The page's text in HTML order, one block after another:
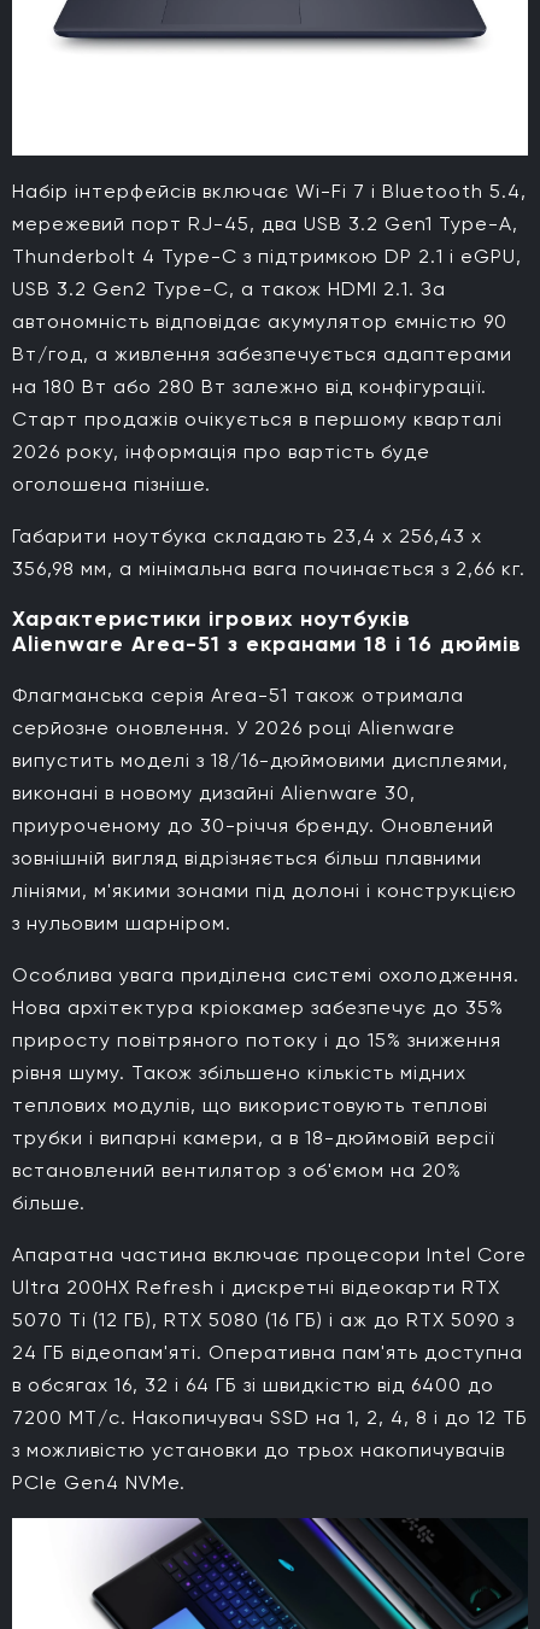
Набір інтерфейсів включає Wi-Fi 7 і Bluetooth 5.4,
мережевий порт RJ-45, два USB 3.2 Gen1 Type-A,
Thunderbolt 4 Type-C з підтримкою DP 2.1 і eGPU,
USB 3.2 Gen2 Type-C, а також HDMI 2.1. За
автономність відповідає акумулятор ємністю 90
Вт/год, а живлення забезпечується адаптерами
на 180 Вт або 280 Вт залежно від конфігурації.
Старт продажів очікується в першому кварталі
2026 року, інформація про вартість буде
оголошена пізніше.
Габарити ноутбука складають 23,4 х 256,43 х
356,98 мм, а мінімальна вага починається з 2,66 кг.
Характеристики ігрових ноутбуків
Alienware Area-51 з екранами 18 і 16 дюймів
Флагманська серія Area-51 також отримала
серйозне оновлення. У 2026 році Alienware
випустить моделі з 18/16-дюймовими дисплеями,
виконані в новому дизайні Alienware 30,
приуроченому до 30-річчя бренду. Оновлений
зовнішній вигляд відрізняється більш плавними
лініями, м'якими зонами під долоні і конструкцією
з нульовим шарніром.
Особлива увага приділена системі охолодження.
Нова архітектура кріокамер забезпечує до 35%
приросту повітряного потоку і до 15% зниження
рівня шуму. Також збільшено кількість мідних
теплових модулів, що використовують теплові
трубки і випарні камери, а в 18-дюймовій версії
встановлений вентилятор з об'ємом на 20%
більше.
Апаратна частина включає процесори Intel Core
Ultra 200HX Refresh і дискретні відеокарти RTX
5070 Ti (12 ГБ), RTX 5080 (16 ГБ) і аж до RTX 5090 з
24 ГБ відеопам'яті. Оперативна пам'ять доступна
в обсягах 16, 32 і 64 ГБ зі швидкістю від 6400 до
7200 МТ/с. Накопичувач SSD на 1, 2, 4, 8 і до 12 ТБ
з можливістю установки до трьох накопичувачів
PCIe Gen4 NVMe.